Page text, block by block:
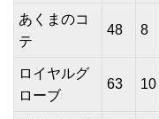
あくまのコ
テ
48 8
ロイヤルグ
ローブ
63 10